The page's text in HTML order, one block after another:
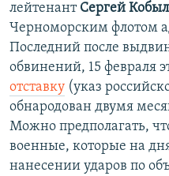
лейтенант Сергей
Черноморским флотом
Последний после
обвинений, 15 февраля
отставку (указ
обнародован двумя
Можно предполагать,
военные, которые на
нанесении ударов по